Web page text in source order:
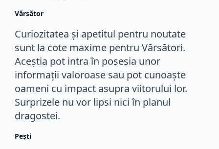
Vărsător
Curiozitatea și apetitul pentru noutate
sunt la cote maxime pentru Vărsători.
Aceștia pot intra în posesia unor
informații valoroase sau pot cunoaște
oameni cu impact asupra viitorului lor.
Surprizele nu vor lipsi nici în planul
dragostei.
Pești